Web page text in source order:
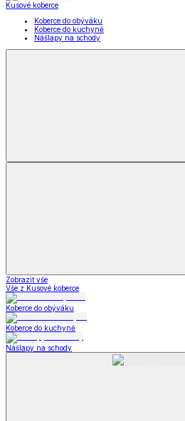
Kusové koberce
Koberce do obýváku
Koberce do kuchyně
Nášlapy na schody
Zobrazit vše
Vše z Kusové koberce
Koberce do obýváku
Koberce do kuchyně
Nášlapy na schody